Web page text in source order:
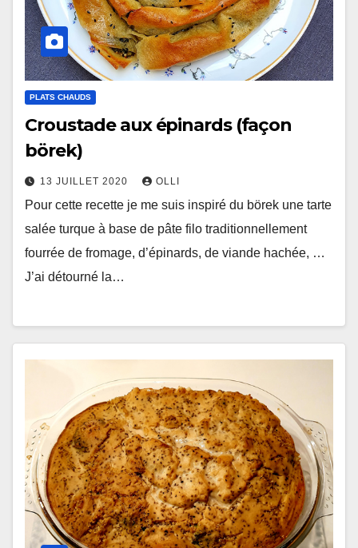
PLATS CHAUDS
Croustade aux épinards (façon
börek)
13 JUILLET 2020 OLLI
Pour cette recette je me suis inspiré du börek une tarte
salée turque à base de pâte filo traditionnellement
fourrée de fromage, d’épinards, de viande hachée, …
J’ai détourné la…